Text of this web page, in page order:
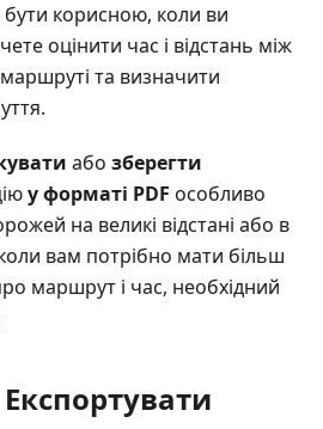
корисною, коли ви
оцінити час і відстань між
та визначити
або зберегти
у форматі PDF особливо
на великі відстані або в
вам потрібно мати більш
маршрут і час, необхідний